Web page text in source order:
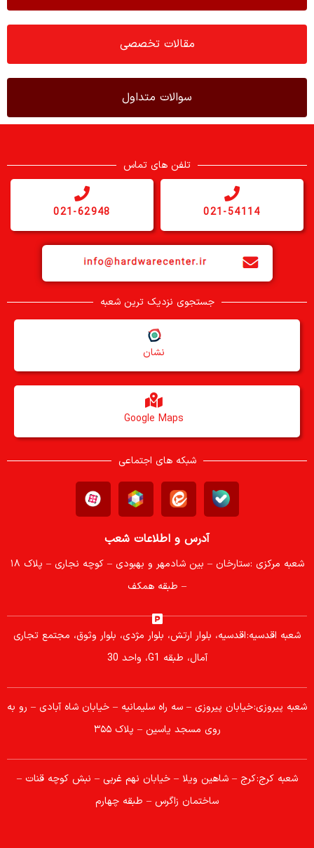
مقالات تخصصی
سوالات متداول
آدرس و اطلاعات شعب
شعبه مرکزی :
ستارخان – بین شادمهر و بهبودی – کوچه نجاری – پلاک ۱۸
– طبقه همکف
شعبه اقدسیه:اقدسیه، بلوار ارتش، بلوار مژدی، بلوار وثوق، مجتمع تجاری
آمال، طبقه G1، واحد 30
شعبه پیروزی: خیابان پیروزی – سه راه سلیمانیه – خیابان شاه آبادی – رو به
روی مسجد یاسین – پلاک ۳۵۵
شعبه کرج:کرج – شاهین ویلا – خیابان نهم غربی – نبش کوچه قنات –
ساختمان زاگرس – طبقه چهارم
تلفن های تماس
021-54114
021-62948
جستجوی نزدیک ترین شعبه
Google Maps
نشان
شبکه های اجتماعی